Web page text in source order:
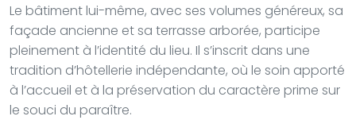
Le bâtiment lui-même, avec ses volumes généreux, sa
façade ancienne et sa terrasse arborée, participe
pleinement à l’identité du lieu. Il s’inscrit dans une
tradition d’hôtellerie indépendante, où le soin apporté
à l’accueil et à la préservation du caractère prime sur
le souci du paraître.